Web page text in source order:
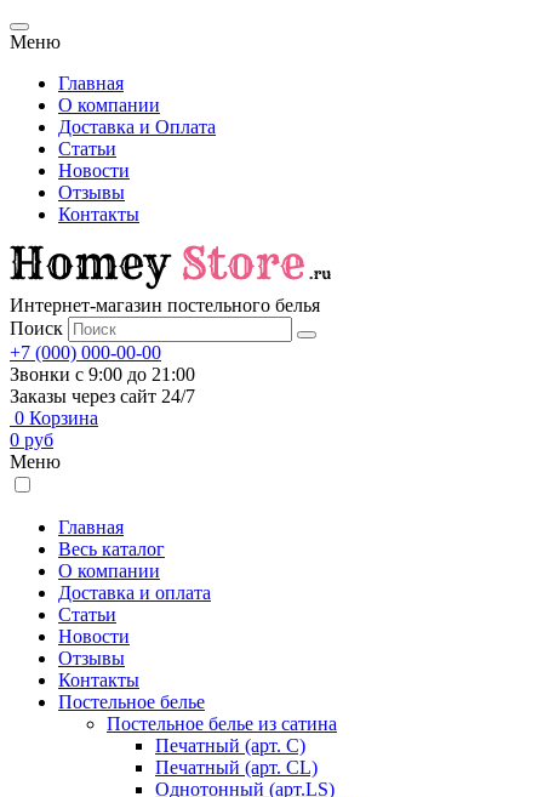
Меню
Главная
О компании
Доставка и Оплата
Статьи
Новости
Отзывы
Контакты
Интернет-магазин постельного белья
Поиск
+7 (000) 000-00-00
Звонки с 9:00 до 21:00
Заказы через сайт 24/7
0 Корзина
0 руб
Меню
Главная
Весь каталог
О компании
Доставка и оплата
Статьи
Новости
Отзывы
Контакты
Постельное белье
Постельное белье из сатина
Печатный (арт. С)
Печатный (арт. СL)
Однотонный (арт.LS)